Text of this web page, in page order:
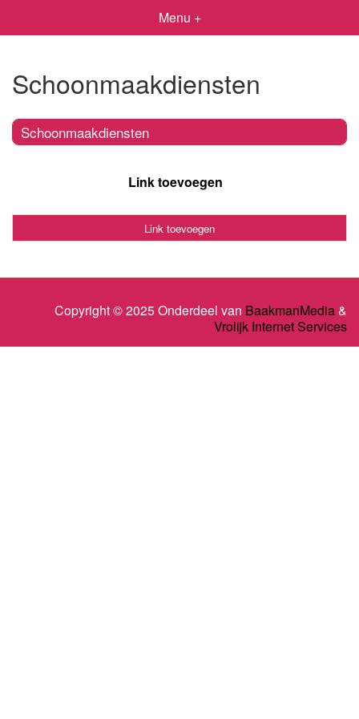
Menu +
Schoonmaakdiensten
Schoonmaakdiensten
Link toevoegen
Link toevoegen
Copyright © 2025 Onderdeel van BaakmanMedia&
Vrolijk Internet Services